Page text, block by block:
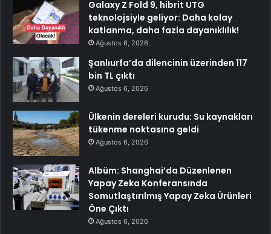
Galaxy Z Fold 9, hibrit UTG
teknolojsiyle geliyor: Daha kolay
katlanma, daha fazla dayanıklılık!
Ağustos 6, 2026
Şanlıurfa’da dilencinin üzerinden 117
bin TL çıktı
Ağustos 6, 2026
Ülkenin dereleri kurudu: Su kaynakları
tükenme noktasına geldi
Ağustos 6, 2026
Albüm: Shanghai’da Düzenlenen
Yapay Zeka Konferansında
Somutlaştırılmış Yapay Zeka Ürünleri
Öne Çıktı
Ağustos 6, 2026